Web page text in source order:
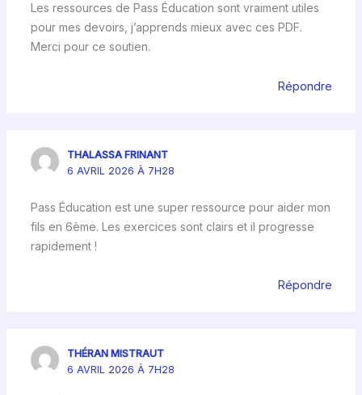
Les ressources de Pass Éducation sont vraiment utiles
pour mes devoirs, j’apprends mieux avec ces PDF.
Merci pour ce soutien.
Répondre
THALASSA FRINANT
6 AVRIL 2026 À 7H28
Pass Éducation est une super ressource pour aider mon
fils en 6ème. Les exercices sont clairs et il progresse
rapidement !
Répondre
THÉRAN MISTRAUT
6 AVRIL 2026 À 7H28